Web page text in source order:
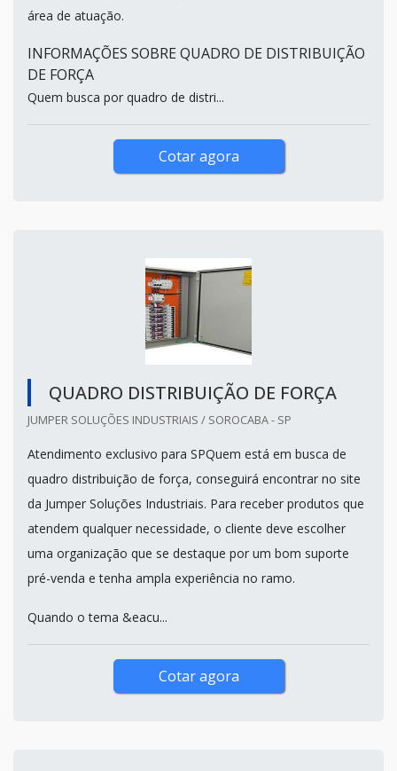
área de atuação.
INFORMAÇÕES SOBRE QUADRO DE DISTRIBUIÇÃO
DE FORÇA
Quem busca por quadro de distri...
Cotar agora
QUADRO DISTRIBUIÇÃO DE FORÇA
JUMPER SOLUÇÕES INDUSTRIAIS / SOROCABA - SP
Atendimento exclusivo para SPQuem está em busca de
quadro distribuição de força, conseguirá encontrar no site
da Jumper Soluções Industriais. Para receber produtos que
atendem qualquer necessidade, o cliente deve escolher
uma organização que se destaque por um bom suporte
pré-venda e tenha ampla experiência no ramo.
Quando o tema &eacu...
Cotar agora